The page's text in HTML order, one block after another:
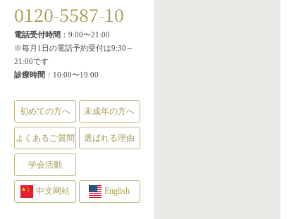
0120-5587-10
電話受付時間 ：9:00〜21:00
※毎月1日の電話予約受付は9:30～
21:00です
診療時間 ：10:00〜19:00
初めての方へ 未成年の方へ
よくあるご質問 選ばれる理由
学会活動
中文网站 English